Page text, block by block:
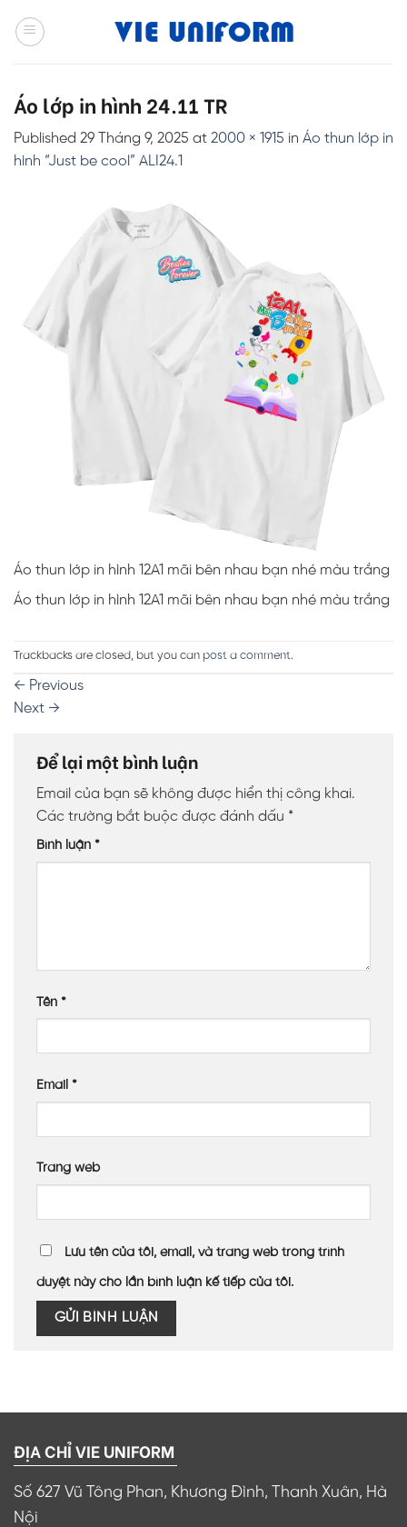
Áo lớp in hình 24.11 TR
Published 29 Tháng 9, 2025 at 2000 × 1915 in Áo thun lớp in
hình “Just be cool” ALI24.1
Áo thun lớp in hình 12A1 mãi bên nhau bạn nhé màu trắng
Áo thun lớp in hình 12A1 mãi bên nhau bạn nhé màu trắng
Trackbacks are closed, but you can post a comment.
← Previous
Next →
Để lại một bình luận
Email của bạn sẽ không được hiển thị công khai.
Các trường bắt buộc được đánh dấu *
Bình luận *
Tên *
Email *
Trang web
Lưu tên của tôi, email, và trang web trong trình
duyệt này cho lần bình luận kế tiếp của tôi.
ĐỊA CHỈ VIE UNIFORM
Số 627 Vũ Tông Phan, Khương Đình, Thanh Xuân, Hà
Nội